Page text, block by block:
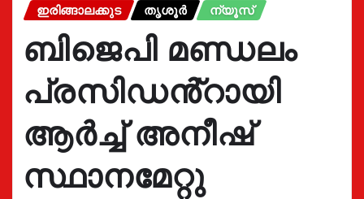
ഇരിങ്ങാലക്കുട തൃശൂർ ന്യൂസ്
ബിജെപി മണ്ഡലം
പ്രസിഡൻ്റായി
ആർച്ച് അനീഷ്
സ്ഥാനമേറ്റു